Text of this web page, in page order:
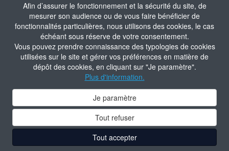
Afin d’assurer le fonctionnement et la sécurité du site, de
mesurer son audience ou de vous faire bénéficier de
fonctionnalités particulières, nous utilisons des cookies, le cas
échéant sous réserve de votre consentement.
Vous pouvez prendre connaissance des typologies de cookies
utilisées sur le site et gérer vos préférences en matière de
dépôt des cookies, en cliquant sur "Je paramètre".
Plus d'information.
Je paramètre
Tout refuser
Tout accepter